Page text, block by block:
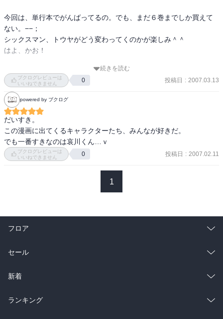
今回は、単行本でがんばってるの。でも、まだ６巻までしか買えて
ない。−−；
シックスマン、トウヤがどう変わってくのかが楽しみ＾＾
はよ、かお！
６２＋６＝６８冊 続きを読む
ブクログレビューは
いいねできません
0 投稿日 : 2007.03.13
powered by ブクログ
だいすき。
この漫画に出てくるキャラクターたち、みんなが好きだ。
でも一番すきなのは哀川くん…ｖ
ブクログレビューは
いいねできません
0 投稿日 : 2007.02.11
1
フロア
総合
ラノベ
雑誌・グラビア
セール
総合
ラノベ
新着
総合
ランキング